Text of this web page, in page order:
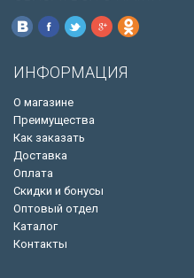
ИНФОРМАЦИЯ
О магазине
Преимущества
Как заказать
Доставка
Оплата
Скидки и бонусы
Оптовый отдел
Каталог
Контакты